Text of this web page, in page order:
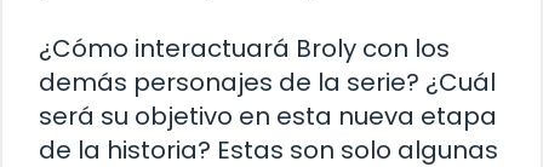
¿Cómo interactuará Broly con los
demás personajes de la serie? ¿Cuál
será su objetivo en esta nueva etapa
de la historia? Estas son solo algunas